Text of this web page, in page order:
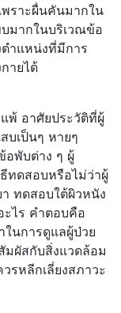
ราะผื่นคันมากใน
มากในบริเวณข้อ
ำแหน่งที่มีการ
ายได้
อาศัยประวัติที่ผู้
บเป็นๆ หายๆ
อพับต่าง ๆ ผู้
ทดสอบหรือไม่ว่าผู้
ทดสอบใต้ผิวหนัง
ะไร คำตอบคือ
นการดูแลผู้ป่วย
มผัสกับสิ่งแวดล้อม
รหลีกเลี่ยงสภาวะ